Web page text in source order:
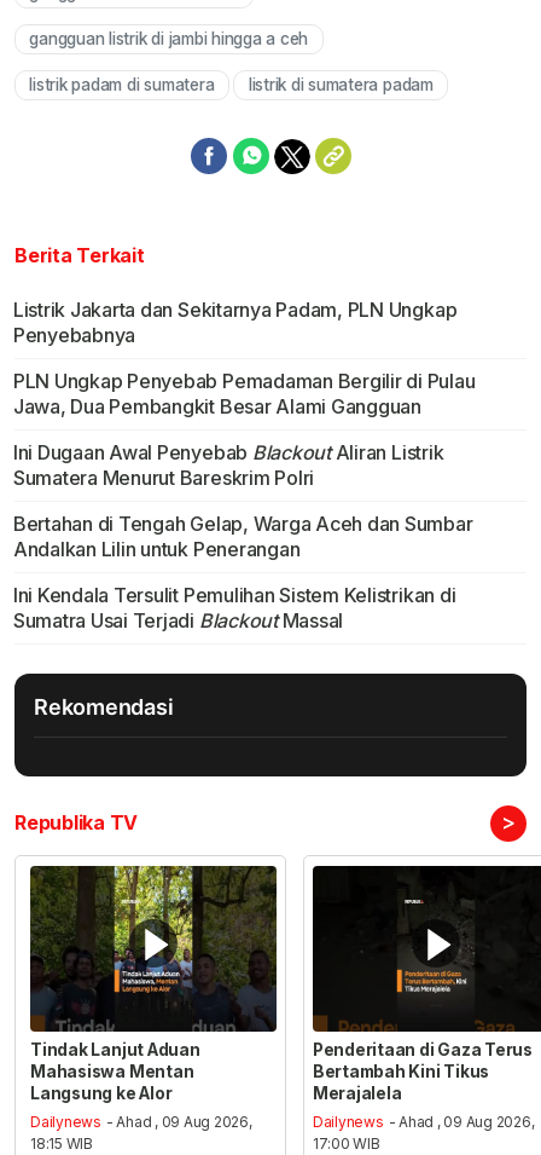
gangguan listrik di jambi hingga a ceh
listrik padam di sumatera listrik di sumatera padam
Berita Terkait
Listrik Jakarta dan Sekitarnya Padam, PLN Ungkap
Penyebabnya
PLN Ungkap Penyebab Pemadaman Bergilir di Pulau
Jawa, Dua Pembangkit Besar Alami Gangguan
Ini Dugaan Awal Penyebab BlackoutAliran Listrik
Sumatera Menurut Bareskrim Polri
Bertahan di Tengah Gelap, Warga Aceh dan Sumbar
Andalkan Lilin untuk Penerangan
Ini Kendala Tersulit Pemulihan Sistem Kelistrikan di
Sumatra Usai Terjadi BlackoutMassal
Rekomendasi
Republika TV >
Tindak Lanjut Aduan
Mahasiswa Mentan
Langsung ke Alor
Dailynews - Ahad , 09 Aug 2026,
18:15 WIB
Penderitaan di Gaza Terus
Bertambah Kini Tikus
Merajalela
Dailynews - Ahad , 09 Aug 2026,
17:00 WIB